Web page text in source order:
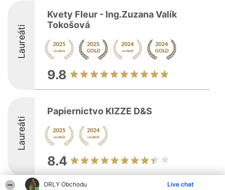
ORLY Obchodu Live chat
Laureáti
Kvety Fleur - Ing.Zuzana Valík
Tokošová
9.8
Laureáti
Papiernictvo KIZZE D&S
8.4